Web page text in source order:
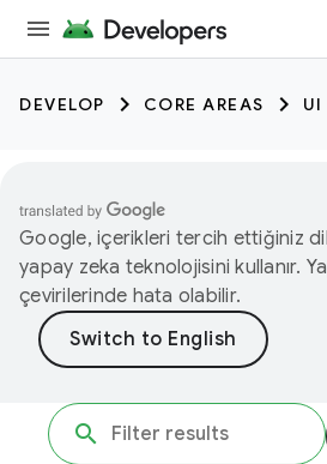
DEVELOP CORE AREAS UI
Google, içerikleri tercih ettiğiniz
yapay zeka teknolojisini kullanır.
çevirilerinde hata olabilir.